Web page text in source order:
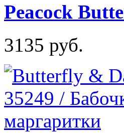
Peacock
3135 руб.